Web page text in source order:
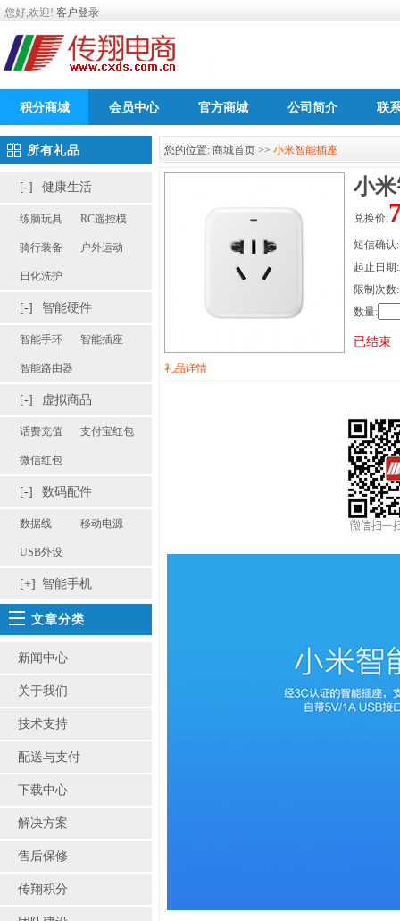
您好,欢迎! 客户登录
积分商城 会员中心 官方商城 公司简介 联
所有礼品
[-] 健康生活
练脑玩具 RC遥控模
骑行装备 户外运动
日化洗护
[-] 智能硬件
智能手环 智能插座
智能路由器
[-] 虚拟商品
话费充值 支付宝红包
微信红包
[-] 数码配件
数据线 移动电源
USB外设
[+] 智能手机
文章分类
新闻中心
关于我们
技术支持
配送与支付
下载中心
解决方案
售后保修
传翔积分
您的位置: 商城首页 >> 小米智能插座
小
兑换价:
短信确认
起止日期
限制次数
数量:
已结束
礼品详情